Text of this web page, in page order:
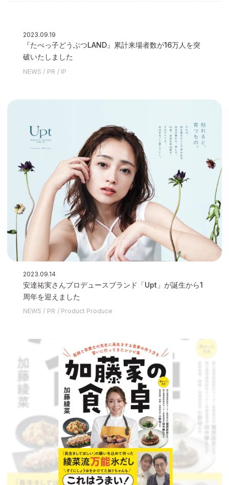
2023.09.19
『たべっ子どうぶつLAND』累計来場者数が16万人を突
破いたしました
NEWS PR IP
2023.09.14
安達祐実さんプロデュースブランド「Upt」が誕生から1
周年を迎えました
NEWS PR Product Produce